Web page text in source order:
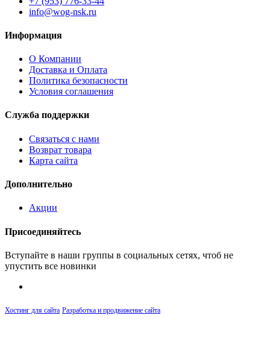
info@wog-nsk.ru
Информация
О Компании
Доставка и Оплата
Политика безопасности
Условия соглашения
Служба поддержки
Связаться с нами
Возврат товара
Карта сайта
Дополнительно
Акции
Присоединяйтесь
Вступайте в наши группы в социальных сетях, чтоб не
упустить все новинки
Хостинг для сайта Разработка и продвижение сайта